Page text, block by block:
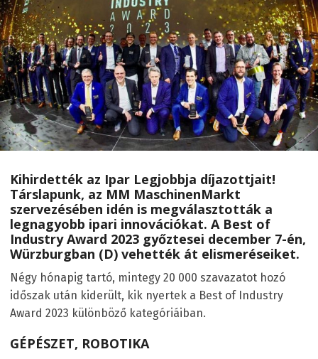
Kihirdették az Ipar Legjobbja díjazottjait!
Társlapunk, az MM MaschinenMarkt
szervezésében idén is megválasztották a
legnagyobb ipari innovációkat. A Best of
Industry Award 2023 győztesei december 7-én,
Würzburgban (D) vehették át elismeréseiket.
Négy hónapig tartó, mintegy 20 000 szavazatot hozó
időszak után kiderült, kik nyertek a Best of Industry
Award 2023 különböző kategóriáiban.
GÉPÉSZET, ROBOTIKA